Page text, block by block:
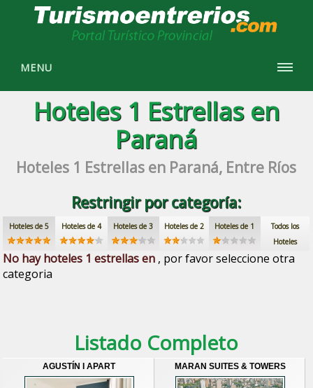
MENU
Hoteles 1 Estrellas en
Paraná
Hoteles 1 Estrellas en Paraná, Entre Ríos
Restringir por categoría:
Hoteles de 5 Hoteles de 4 Hoteles de 3 Hoteles de 2 Hoteles de 1
Todos los
Hoteles
No hay hoteles 1 estrellas en , por favor seleccione otra
categoria
Listado Completo
AGUSTÍN I APART MARAN SUITES & TOWERS